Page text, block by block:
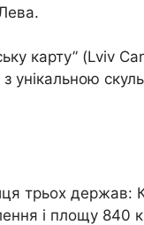
карту” (Lviv
унікальною
держав:
і площу